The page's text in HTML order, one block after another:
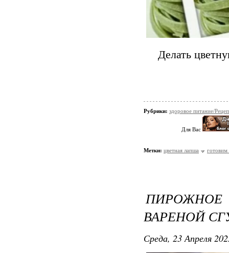
Делать
Рубрики: здоровое питание/
Для Вас
Метки: цветная лапша
ПИРОЖНОЕ
ВАРЕНОЙ
Среда, 23 Апреля